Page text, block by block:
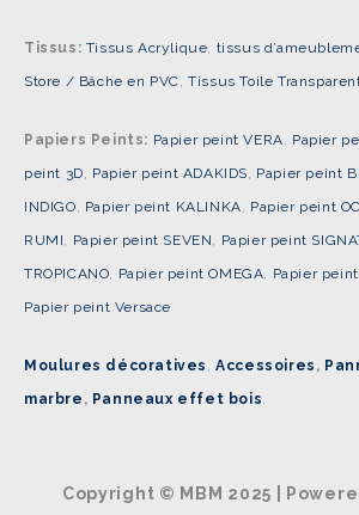
Tissus: Tissus Acrylique, tissus
Store / Bâche en PVC,Tissus Toile
Papiers Peints: Papier peint VERA, Papier
peint 3D, Papier peint ADAKIDS, Papier peint
INDIGO, Papier peint KALINKA, Papier peint
RUMI, Papier peint SEVEN, Papier peint
TROPICANO, Papier peint OMEGA, Papier peint
Papier peint Versace
Moulures décoratives ,Accessoires ,
marbre , Panneaux effet bois.
Copyright © MBM 2025 |